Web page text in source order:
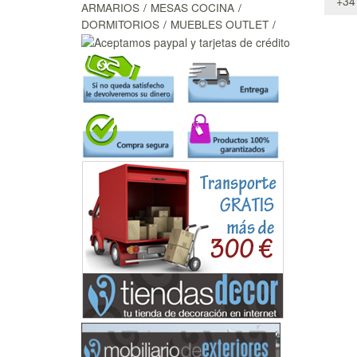
ARMARIOS
MESAS COCINA
DORMITORIOS
MUEBLES OUTLET